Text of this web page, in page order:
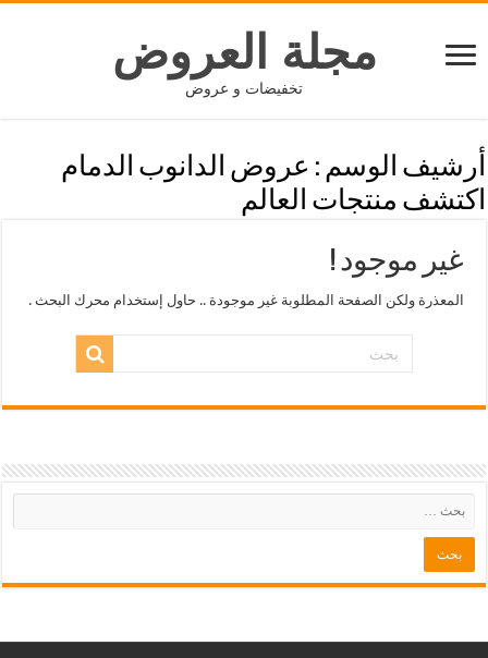
مجلة العروض
تخفيضات و عروض
أرشيف الوسم : عروض الدانوب الدمام
اكتشف منتجات العالم
غير موجود !
المعذرة ولكن الصفحة المطلوبة غير موجودة .. حاول إستخدام محرك البحث .